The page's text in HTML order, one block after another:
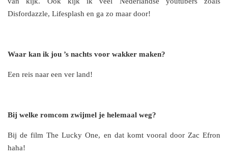
Disfordazzle, Lifesplash en ga zo maar door!
Waar kan ik jou ’s nachts voor wakker maken?
Een reis naar een ver land!
Bij welke romcom zwijmel je helemaal weg?
Bij de film The Lucky One, en dat komt vooral door Zac Efron
haha!